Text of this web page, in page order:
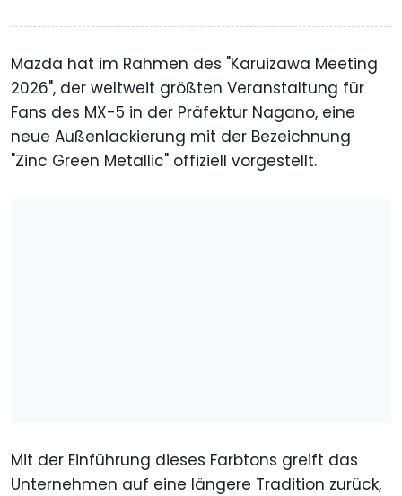
Mazda hat im Rahmen des "Karuizawa Meeting
2026", der weltweit größten Veranstaltung für
Fans des MX-5 in der Präfektur Nagano, eine
neue Außenlackierung mit der Bezeichnung
"Zinc Green Metallic" offiziell vorgestellt.
Mit der Einführung dieses Farbtons greift das
Unternehmen auf eine längere Tradition zurück,